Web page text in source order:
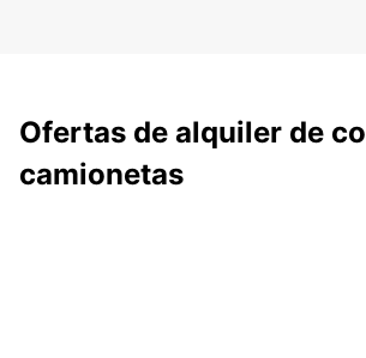
Ofertas de alquiler de
camionetas